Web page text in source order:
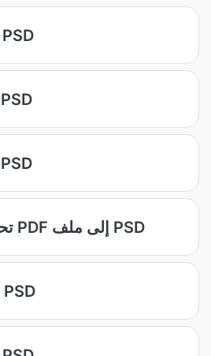
JFIF إلى PSD
JPG إلى PSD
JPG إلى PSD
تحويل ملف PDF إلى ملف PSD
PNG إلى PSD